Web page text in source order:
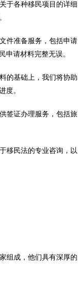
于各种移民项目的详细
件准备服务，包括申请
申请材料完整无误。
的基础上，我们将协助
度。
签证办理服务，包括旅
移民法的专业咨询，以
组成，他们具有深厚的